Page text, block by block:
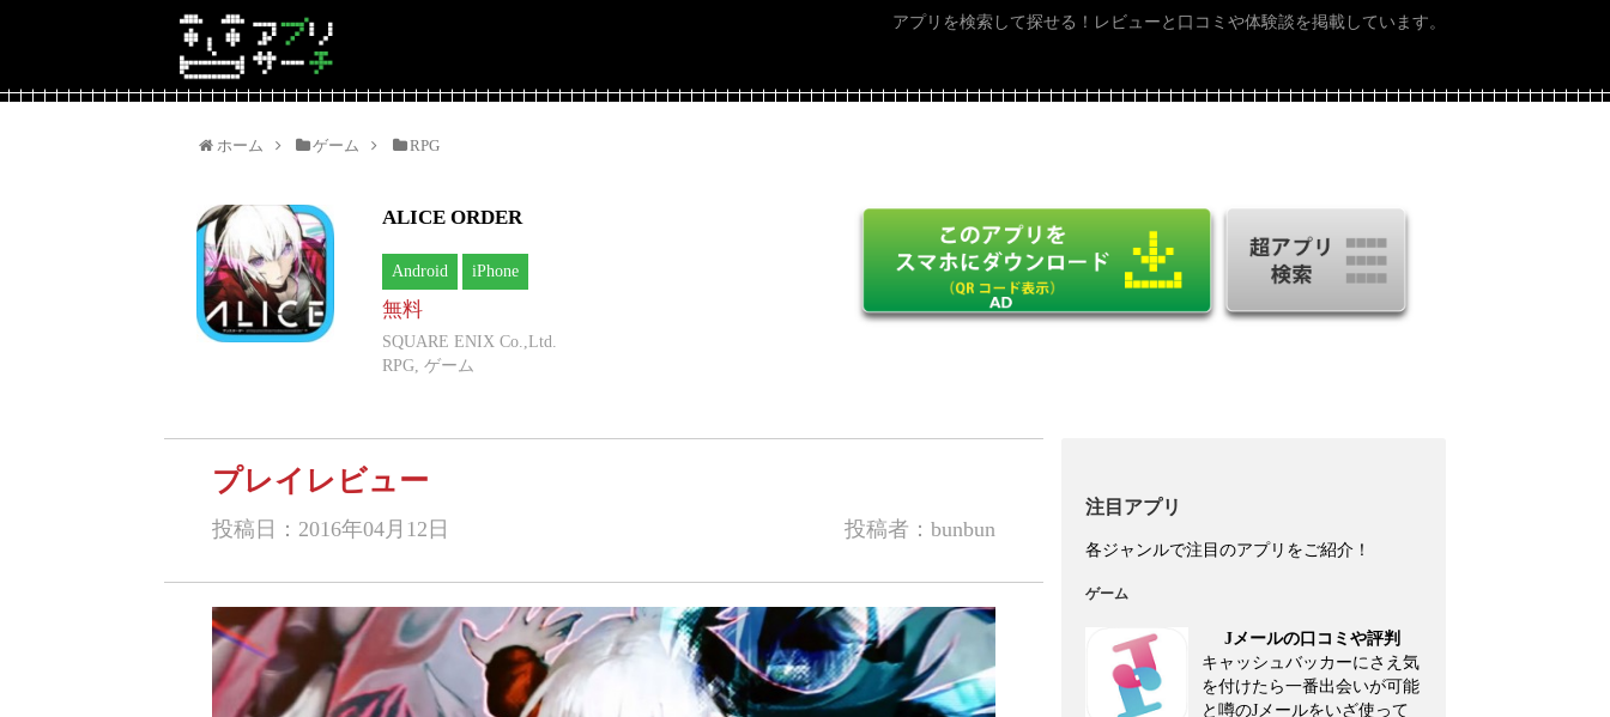
アプリを検索して探せる！レビューと口コミや体験談を掲載しています。
ホーム ゲーム RPG
ALICE ORDER
Android iPhone
無料
SQUARE ENIX Co.,Ltd.
RPG, ゲーム
プレイレビュー
投稿日：2016年04月12日 投稿者：bunbun
注目アプリ
各ジャンルで注目のアプリをご紹介！
ゲーム
Jメールの口コミや評判
キャッシュバッカーにさえ気
を付けたら一番出会いが可能
と噂のJメールをいざ使って